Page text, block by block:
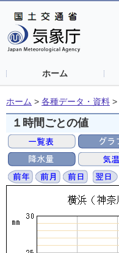
ホーム
ホーム > 各種データ・資料 >
１時間ごとの値